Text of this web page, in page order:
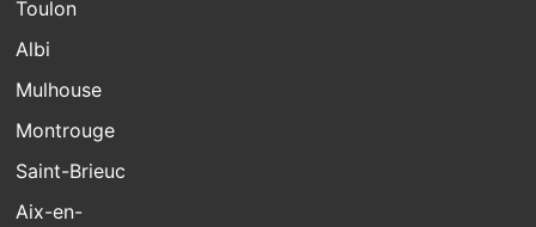
Toulon
Albi
Mulhouse
Montrouge
Saint-Brieuc
Aix-en-